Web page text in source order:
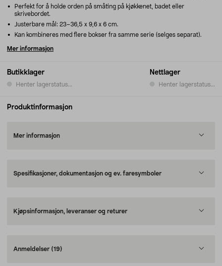
Butikklager
Henter lagerstatus...
Nettlager
Henter lagerstatus...
Perfekt for å holde orden på småting på kjøkkenet, badet eller
skrivebordet.
Justerbare mål: 23–36,5 x 9,6 x 6 cm.
Kan kombineres med flere bokser fra samme serie (selges separat).
Mer informasjon
Produktinformasjon
Mer informasjon
Spesifikasjoner, dokumentasjon og ev. faresymboler
Kjøpsinformasjon, leveranser og returer
Anmeldelser (19)